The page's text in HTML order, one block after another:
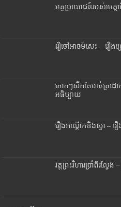
អត្ថប្រយោជន៍របស់មេត្តា
រឿចៅអាចម៍សេះ – រឿងព្រ
កោកៗសឹកតែមាត់ត្រដោក
អធិប្បាយ
រឿងអណ្តើកនិងស្វា – រឿង
វត្តព្រះវិហារប្រាំពីរល្វែង